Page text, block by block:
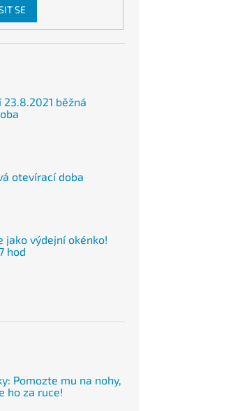
SE
23.8.2021 běžná
otevírací doba
jako výdejní okénko!
hod
Pomozte mu na nohy,
ho za ruce!